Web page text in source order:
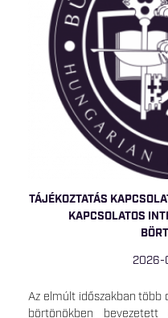
TÁJÉKOZTATÁS
KAPCSOLATOS
2026-
Az elmúlt időszakban több
börtönökben bevezetett